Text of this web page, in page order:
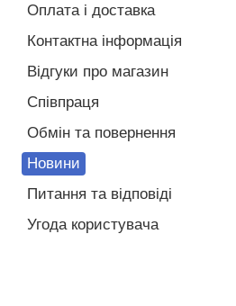
Оплата і доставка
Контактна інформація
Відгуки про магазин
Співпраця
Обмін та повернення
Новини
Питання та відповіді
Угода користувача